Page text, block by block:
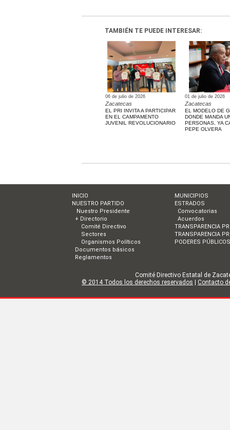
TAMBIÉN TE PUEDE INTERESAR:
06 de julio de 2026
Zacatecas
EL PRI INVITA A PARTICIPAR
EN EL CAMPAMENTO
JUVENIL REVOLUCIONARIO
01 de julio de 2026
Zacatecas
EL MODELO DE
DONDE MANDA
PERSONAS, YA
PEPE OLVERA
INICIO
NUESTRO PARTIDO
Nuestro Presidente
+ Directorio
Comité Directivo
Sectores
Organismos Políticos
Documentos básicos
Reglamentos
MUNICIPIOS
ESTRADOS
Convocatorias
Acuerdos
TRANSPARENCIA
TRANSPARENCIA
PODERES PÚBLICOS
Comité Directivo Estatal de
© 2014 Todos los derechos reservados | Contacto